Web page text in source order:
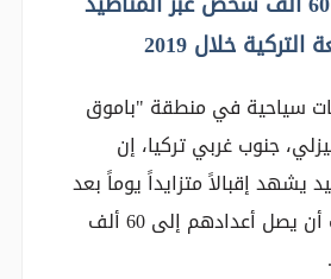
خلال 2019
سياحية في منطقة "باموق
جنوب غربي تركيا، إن
يشهد إقبالاً متزايداً يوماً بعد
آخر، وسط توقعات أن يصل أعدادهم إلى 60 ألف